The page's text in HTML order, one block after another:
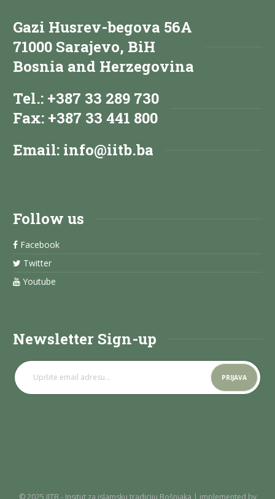
Gazi Husrev-begova 56A
71000 Sarajevo, BiH
Bosnia and Herzegovina
Tel.: +387 33 289 730
Fax: +387 33 441 800
Email: info@iitb.ba
Follow us
Facebook
Twitter
Youtube
Newsletter Sign-up
© 2025 IITB - Insitut za islamsku tradiciju Bošnjaka | implemented by